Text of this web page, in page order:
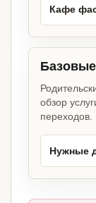
Кафе
обзор
переходов.
Нужные